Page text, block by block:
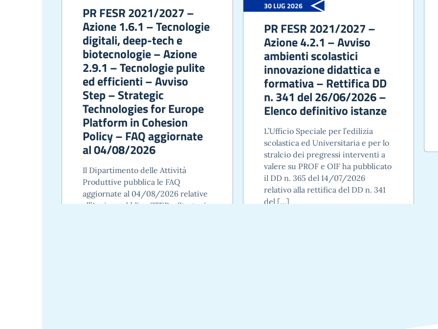
PR FESR 2021/2027 –
Azione 1.6.1 – Tecnologie
digitali, deep-tech e
biotecnologie – Azione
2.9.1 – Tecnologie pulite
ed efficienti – Avviso
Step – Strategic
Technologies for Europe
Platform in Cohesion
Policy – FAQ aggiornate
al 04/08/2026
Il Dipartimento delle Attività
Produttive pubblica le FAQ
aggiornate al 04/08/2026 relative
all’Avviso pubblico STEP – Strategic
30 LUG 2026
PR FESR 2021/2027 –
Azione 4.2.1 – Avviso
ambienti scolastici
innovazione didattica e
formativa – Rettifica DD
n. 341 del 26/06/2026 –
Elenco definitivo istanze
L’Ufficio Speciale per l’edilizia
scolastica ed Universitaria e per lo
stralcio dei pregressi interventi a
valere su PROF e OIF ha pubblicato
il DD n. 365 del 14/07/2026
relativo alla rettifica del DD n. 341
del […]